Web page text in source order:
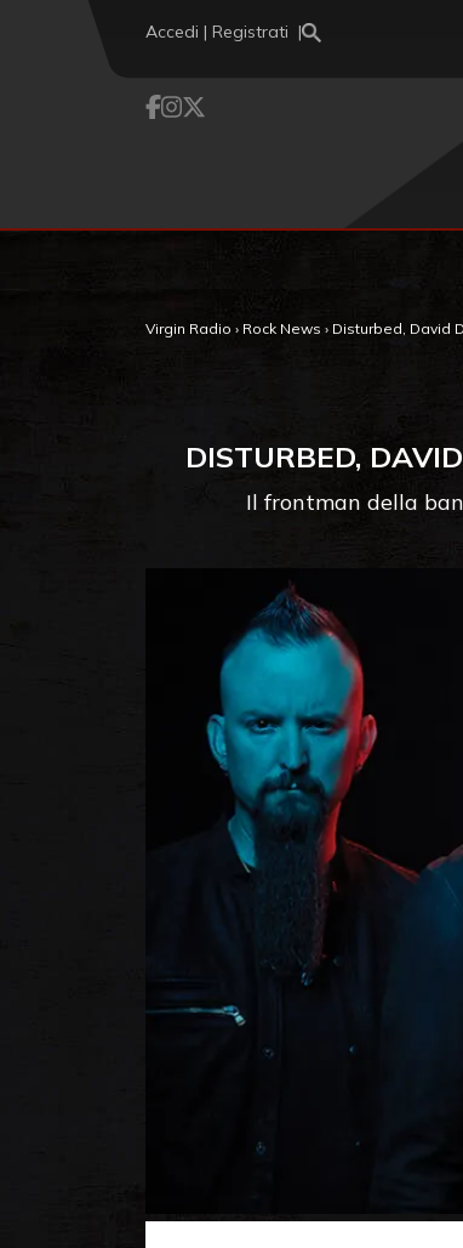
Accedi | Registrati
Virgin Radio › Rock News › Disturbed, David
DISTURBED,
Il frontman della